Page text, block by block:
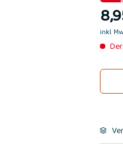
inkl.